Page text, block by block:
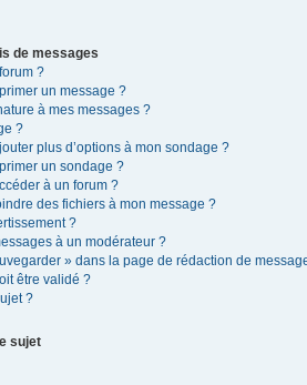
de messages
?
un message ?
à mes messages ?
?
plus d’options à mon sondage ?
un sondage ?
à un forum ?
des fichiers à mon message ?
?
à un modérateur ?
» dans la page de rédaction de
être validé ?
?
sujet